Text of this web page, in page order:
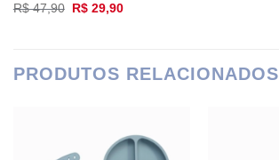
R$47,90
O
R$29,90O
PRODUTOS RELACIONADOS